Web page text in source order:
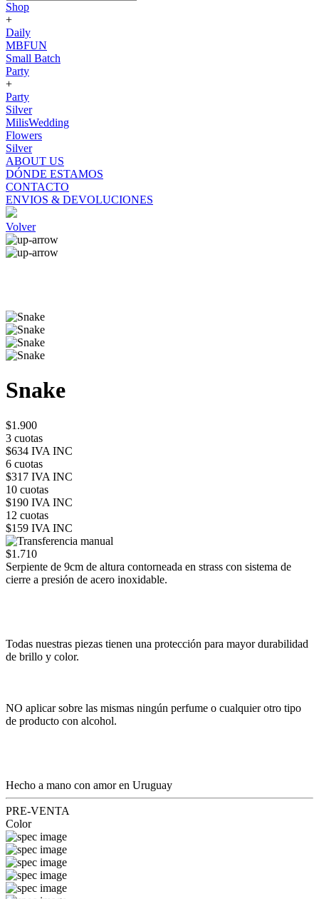
Shop
+
Daily
MBFUN
Small Batch
Party
+
Party
Silver
MilisWedding
Flowers
Silver
ABOUT US
DÓNDE ESTAMOS
CONTACTO
ENVIOS & DEVOLUCIONES
Volver
Snake
$1.900
3 cuotas
$634 IVA INC
6 cuotas
$317 IVA INC
10 cuotas
$190 IVA INC
12 cuotas
$159 IVA INC
$1.710
Serpiente de 9cm de altura contorneada en strass con sistema de
cierre a presión de acero inoxidable.
Todas nuestras piezas tienen una protección para mayor durabilidad
de brillo y color.
NO aplicar sobre las mismas ningún perfume o cualquier otro tipo
de producto con alcohol.
Hecho a mano con amor en Uruguay
PRE-VENTA
Color